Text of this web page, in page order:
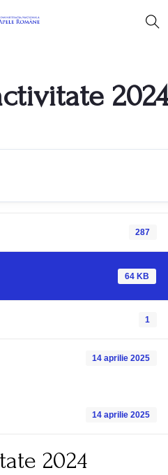
2024
287
64 KB
1
14 aprilie 2025
14 aprilie 2025
2024